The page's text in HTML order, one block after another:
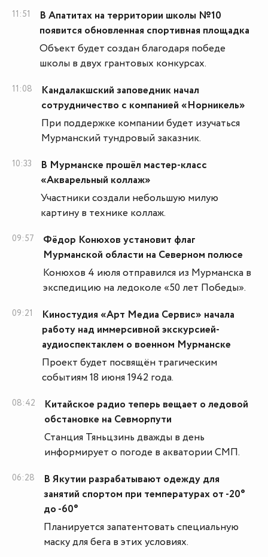
11:51
В Апатитах на территории школы №10
появится обновленная спортивная площадка
Объект будет создан благодаря победе
школы в двух грантовых конкурсах.
11:08
Кандалакшский заповедник начал
сотрудничество с компанией «Норникель»
При поддержке компании будет изучаться
Мурманский тундровый заказник.
10:33
В Мурманске прошёл мастер-класс
«Акварельный коллаж»
Участники создали небольшую милую
картину в технике коллаж.
09:57
Фёдор Конюхов установит флаг
Мурманской области на Северном полюсе
Конюхов 4 июля отправился из Мурманска в
экспедицию на ледоколе «50 лет Победы».
09:21
Киностудия «Арт Медиа Сервис» начала
работу над иммерсивной экскурсией-
аудиоспектаклем о военном Мурманске
Проект будет посвящён трагическим
событиям 18 июня 1942 года.
08:42
Китайское радио теперь вещает о ледовой
обстановке на Севморпути
Станция Тяньцзинь дважды в день
информирует о погоде в акватории СМП.
06:28
В Якутии разрабатывают одежду для
занятий спортом при температурах от -20°
до -60°
Планируется запатентовать специальную
маску для бега в этих условиях.